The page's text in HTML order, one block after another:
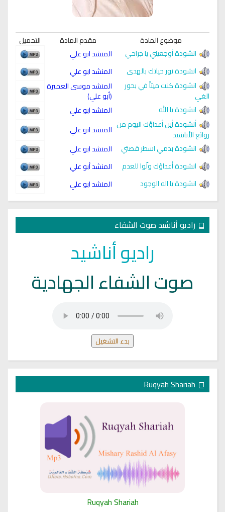
موضوع المادة مقدم المادة
التحميل
انشودة أوجعيني يا جراحي
المنشد ابو علي
انشودة نور حياتك بالهدى
المنشد ابو علي
انشودة كنت ميتاً في بحور
الغي
المنشد موسى العميرة
(أبو علي)
انشودة يا الله
المنشد ابو علي
أنشودة أين أعداؤك اليوم من
روائع الأناشيد
المنشد ابو علي
انشودة بدمي اسطر قصتي
المنشد ابو علي
انشودة أعداؤك ولّوا للعدم
المنشد أبو علي
انشودة يا اله الوجود
المنشد ابو علي
راديو أناشيد صوت الشفاء
راديو أناشيد
صوت الشفاء الجهادية
بدء التشغيل
Ruqyah Shariah